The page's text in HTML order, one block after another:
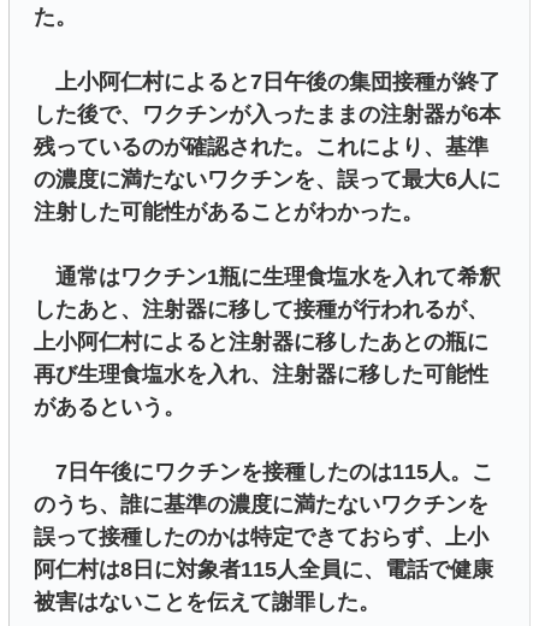
た。
上小阿仁村によると7日午後の集団接種が終了
した後で、ワクチンが入ったままの注射器が6本
残っているのが確認された。これにより、基準
の濃度に満たないワクチンを、誤って最大6人に
注射した可能性があることがわかった。
通常はワクチン1瓶に生理食塩水を入れて希釈
したあと、注射器に移して接種が行われるが、
上小阿仁村によると注射器に移したあとの瓶に
再び生理食塩水を入れ、注射器に移した可能性
があるという。
7日午後にワクチンを接種したのは115人。こ
のうち、誰に基準の濃度に満たないワクチンを
誤って接種したのかは特定できておらず、上小
阿仁村は8日に対象者115人全員に、電話で健康
被害はないことを伝えて謝罪した。